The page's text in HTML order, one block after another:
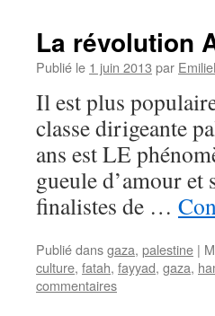
La révolution
Publié le 1 juin 2013 par
Il est plus
classe dirigeante
ans est LE
gueule d’amour et
finalistes de …
Publié dansgaza, palestine |
culture, fatah, fayyad, gaza,
commentaires